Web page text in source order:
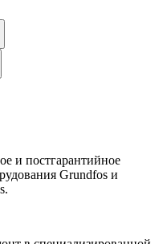
и постгарантийное
Grundfos и